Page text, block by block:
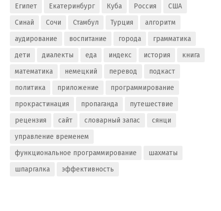
Египет
Екатеринбург Куба Россия
США
Синай
Сочи Стамбул Турция
алгоритм
аудирование
воспитание города
грамматика
дети
диалекты еда индекс история
книга
математика
немецкий перевод
подкаст
политика
приложение
программирование
прокрастинация
пропаганда
путешествие
рецензия
сайт словарный запас
сянци
управление временем
функциональное программирование
шахматы
шпаргалка
эффективность